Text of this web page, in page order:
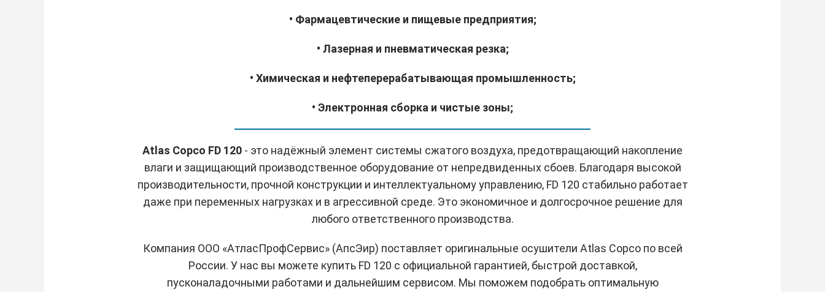
• Фармацевтические и пищевые предприятия;
• Лазерная и пневматическая резка;
• Химическая и нефтеперерабатывающая промышленность;
• Электронная сборка и чистые зоны;
Atlas Copco FD 120 - это надёжный элемент системы сжатого воздуха, предотвращающий накопление
влаги и защищающий производственное оборудование от непредвиденных сбоев. Благодаря высокой
производительности, прочной конструкции и интеллектуальному управлению, FD 120 стабильно работает
даже при переменных нагрузках и в агрессивной среде. Это экономичное и долгосрочное решение для
любого ответственного производства.
Компания ООО «АтласПрофСервис» (АпсЭир) поставляет оригинальные осушители Atlas Copco по всей
России. У нас вы можете купить FD 120 с официальной гарантией, быстрой доставкой,
пусконаладочными работами и дальнейшим сервисом. Мы поможем подобрать оптимальную